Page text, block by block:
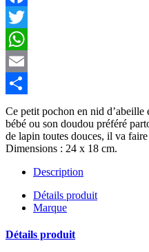
Facebook
Twitter
WhatsApp
Email
Partager
Ce petit pochon en nid
bébé ou son doudou préféré
de lapin toutes douces, il va
Dimensions : 24 x 18 cm.
Description
Détails produit
Marque
Détails produit